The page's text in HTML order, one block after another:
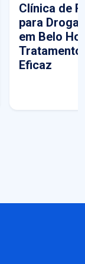
Clínica de
para
em Belo
Tratamento
Eficaz